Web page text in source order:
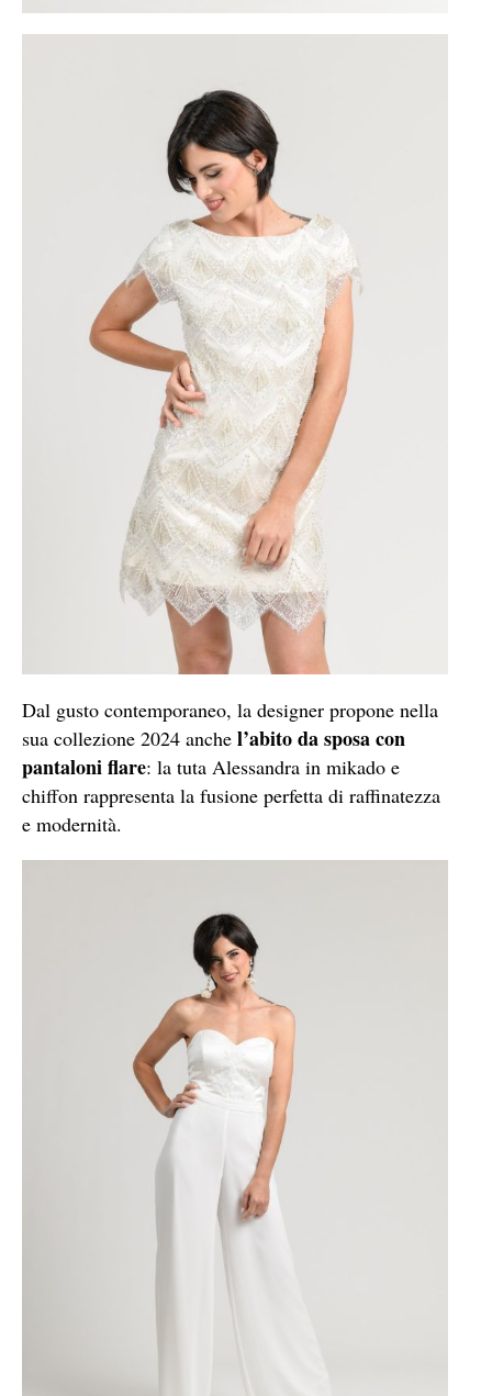
Dal gusto contemporaneo, la designer propone nella
sua collezione 2024 anche l’abito da sposa con
pantaloni flare: la tuta Alessandra in mikado e
chiffon rappresenta la fusione perfetta di raffinatezza
e modernità.